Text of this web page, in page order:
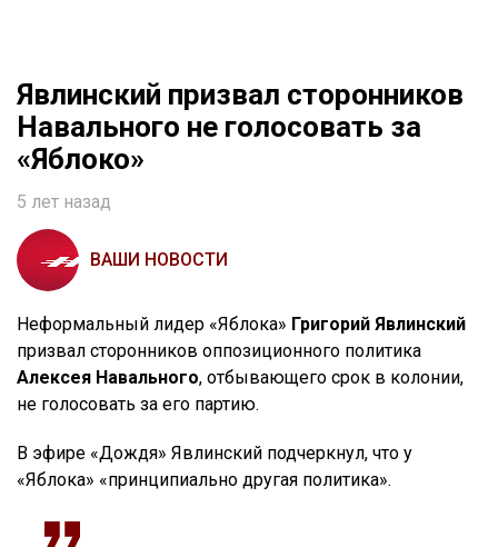
Явлинский призвал сторонников
Навального не голосовать за
«Яблоко»
5 лет назад
ВАШИ НОВОСТИ
Неформальный лидер «Яблока» Григорий Явлинский
призвал сторонников оппозиционного политика
Алексея Навального, отбывающего срок в колонии,
не голосовать за его партию.
В эфире «Дождя» Явлинский подчеркнул, что у
«Яблока» «принципиально другая политика».